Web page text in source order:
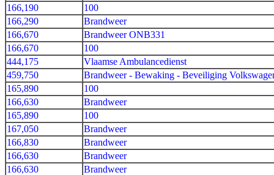
166,190
100
166,290
Brandweer
166,670
Brandweer ONB331
166,670
100
444,175
Vlaamse Ambulancedienst
459,750
Brandweer - Bewaking - Beveiliging
165,890
100
166,630
Brandweer
165,890
100
167,050
Brandweer
166,830
Brandweer
166,630
Brandweer
166,630
Brandweer